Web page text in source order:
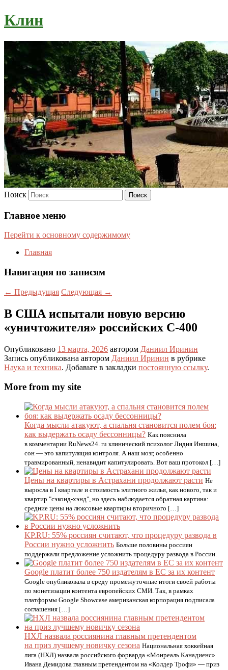
Клин
Поиск
Главное меню
Перейти к основному содержимому
Главная
Навигация по записям
← Предыдущая Следующая →
В США испытали новую версию
«уничтожителя» российских С-400
Опубликовано 13 марта, 2026 автором Даниил Иринин
Запись опубликована автором Даниил Иринин в рубрике
Наука и техника. Добавьте в закладки постоянную ссылку.
More from my site
Когда мысли атакуют, а спальня становится полем боя:
как выдержать осаду бессонницы? Как пояснила
в комментарии RuNews24. ru клинический психолог Лидия Иншина,
сон — это капитуляция контроля. А наш мозг, особенно
травмированный, ненавидит капитулировать. Вот ваш протокол […]
Цены на квартиры в Астрахани продолжают расти Не
выросла в I квартале и стоимость элитного жилья, как нового, так и
квартир "сэконд-хэнд", но здесь наблюдается обратная картина:
средние цены на люксовые квартиры вторичного […]
KP.RU: 55% россиян считают, что процедуру развода в
России нужно усложнить Больше половины россиян
поддержали предложение усложнить процедуру развода в России.
Google платит более 750 издателям в ЕС за их контент
Google опубликовала в среду промежуточные итоги своей работы
по монетизации контента европейских СМИ. Так, в рамках
платформы Google Showcase американская корпорация подписала
соглашения […]
НХЛ назвала россиянина главным претендентом
на приз лучшему новичку сезона Национальная хоккейная
лига (НХЛ) назвала российского форварда «Монреаль Канадиенс»
Ивана Демидова главным претендентом на «Колдер Трофи» — приз